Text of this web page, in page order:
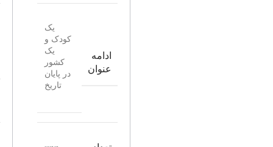
ادامه
عنوان
یک
کودک و
یک
کشور
در پایان
تاریخ